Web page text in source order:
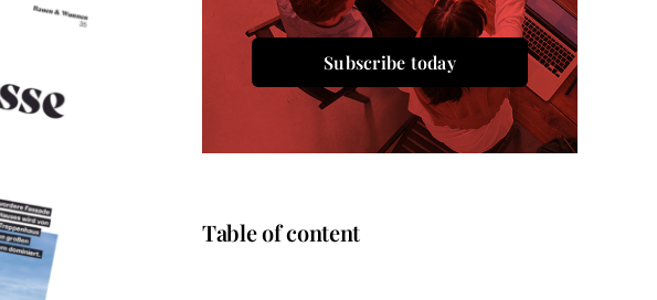
Subscribe today
Table of content